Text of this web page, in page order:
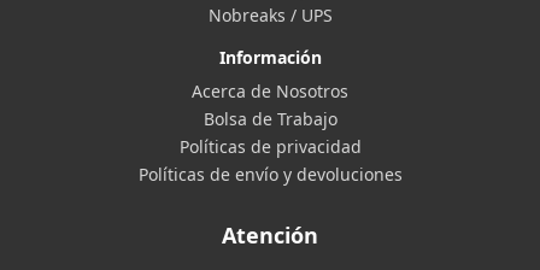
Nobreaks / UPS
Información
Acerca de Nosotros
Bolsa de Trabajo
Políticas de privacidad
Políticas de envío y devoluciones
Atención